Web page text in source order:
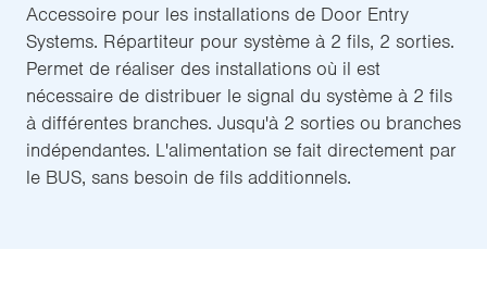
Accessoire pour les installations de Door Entry
Systems. Répartiteur pour système à 2 fils, 2 sorties.
Permet de réaliser des installations où il est
nécessaire de distribuer le signal du système à 2 fils
à différentes branches. Jusqu'à 2 sorties ou branches
indépendantes. L'alimentation se fait directement par
le BUS, sans besoin de fils additionnels.